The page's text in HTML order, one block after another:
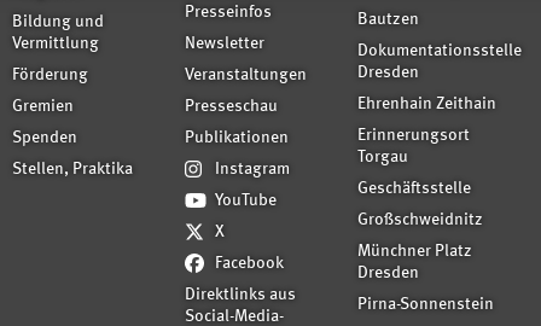
Bildung und
Vermittlung
Förderung
Gremien
Spenden
Stellen, Praktika
Presseinfos
Newsletter
Veranstaltungen
Presseschau
Publikationen
Instagram
YouTube
X
Facebook
Direktlinks aus
Social-Media-
Bautzen
Dokumentationsstelle
Dresden
Ehrenhain Zeithain
Erinnerungsort
Torgau
Geschäftsstelle
Großschweidnitz
Münchner Platz
Dresden
Pirna-Sonnenstein